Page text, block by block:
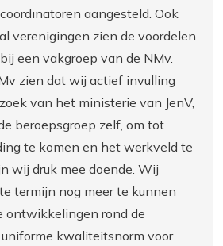
aangesteld. Ook
verenigingen zien de voordelen
een vakgroep van de NMv.
zien dat wij actief invulling
van het ministerie van JenV,
beroepsgroep zelf, om tot
te komen en het werkveld te
wij druk mee doende. Wij
termijn nog meer te kunnen
ontwikkelingen rond de
kwaliteitsnorm voor